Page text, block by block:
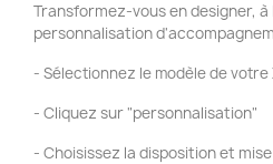
Transformez-vous en designer,
personnalisation
- Sélectionnez le modèle de votre
- Cliquez sur "personnalisation"
- Choisissez la disposition et